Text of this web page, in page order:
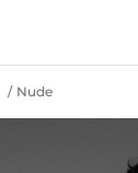
/ Nude